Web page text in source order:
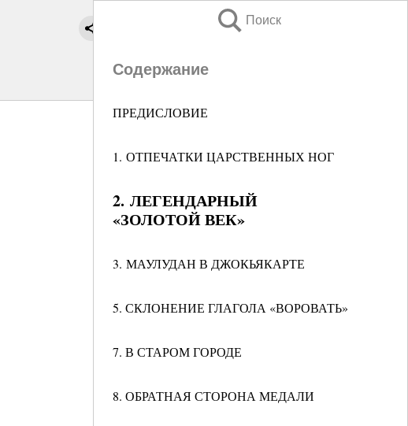
Поиск
Содержание
ПРЕДИСЛОВИЕ
1. ОТПЕЧАТКИ ЦАРСТВЕННЫХ НОГ
2. ЛЕГЕНДАРНЫЙ
«ЗОЛОТОЙ ВЕК»
3. МАУЛУДАН В ДЖОКЬЯКАРТЕ
5. СКЛОНЕНИЕ ГЛАГОЛА «ВОРОВАТЬ»
7. В СТАРОМ ГОРОДЕ
8. ОБРАТНАЯ СТОРОНА МЕДАЛИ